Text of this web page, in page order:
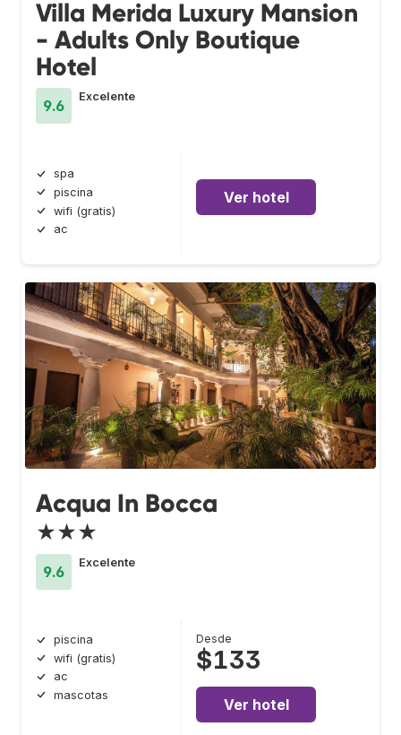
Villa Merida Luxury Mansion
- Adults Only Boutique
Hotel
9.6
Excelente
spa
piscina
wifi (gratis)
ac
Ver hotel
Acqua In Bocca
★★★
9.6
Excelente
piscina
wifi (gratis)
ac
mascotas
Desde
$133
Ver hotel